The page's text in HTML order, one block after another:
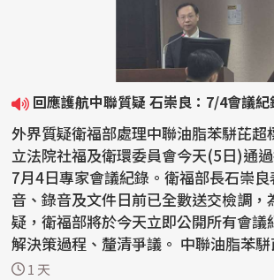
回應護航中聯質疑 石崇良：7/4會議紀
外界質疑衛福部處理中聯油脂苯駢芘超
立法院社福及衛環委員會今天(5日)通
7月4日專家會議紀錄。衛福部長石崇
音、錄音及文件日前已全數送交檢調，
疑，衛福部將於今天立即公開所有會議
解決策過程、釐清爭議。 中聯油脂苯駢芘超標事件持續
延燒，國...
1 天